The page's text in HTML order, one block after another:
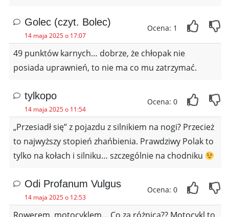
Golec (czyt. Bolec)
14 maja 2025 o 17:07
Ocena: 1
49 punktów karnych… dobrze, że chłopak nie
posiada uprawnień, to nie ma co mu zatrzymać.
tylkopo
14 maja 2025 o 11:54
Ocena: 0
„Przesiadł się” z pojazdu z silnikiem na nogi? Przecież
to najwyższy stopień zhańbienia. Prawdziwy Polak to
tylko na kołach i silniku… szczególnie na chodniku
Odi Profanum Vulgus
14 maja 2025 o 12:53
Ocena: 0